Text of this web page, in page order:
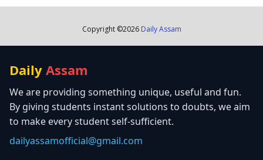
Copyright ©2026 Daily Assam
Daily Assam
We are providing something unique, useful and fun.
By giving students instant solutions to doubts, we aim
to make every student self-sufficient.
dailyassamofficial@gmail.com